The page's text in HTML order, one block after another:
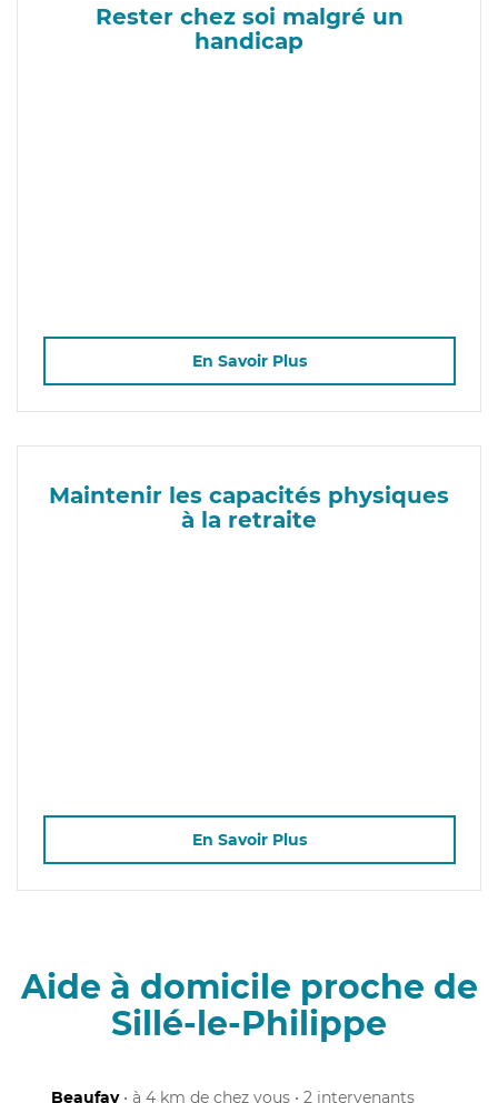
Rester chez soi malgré un
handicap
En Savoir Plus
Maintenir les capacités physiques
à la retraite
En Savoir Plus
Aide à domicile proche de
Sillé-le-Philippe
Beaufay• à 4 km de chez vous • 2 intervenants